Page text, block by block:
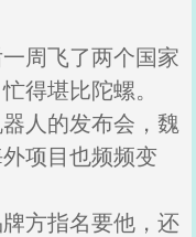
周飞了两个国家
得堪比陀螺。
人的发布会，魏
项目也频频变
方指名要他，还